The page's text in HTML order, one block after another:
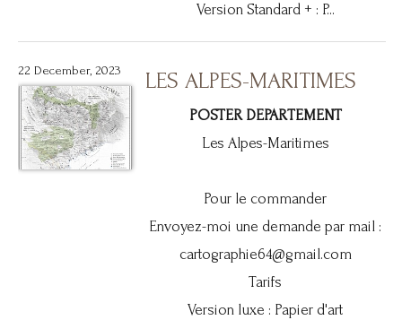
Version Standard + : P...
22 December, 2023 LES ALPES-MARITIMES
POSTER DEPARTEMENT
Les Alpes-Maritimes
Pour le commander
Envoyez-moi une demande par mail :
cartographie64@gmail.com
Tarifs
Version luxe : Papier d'art